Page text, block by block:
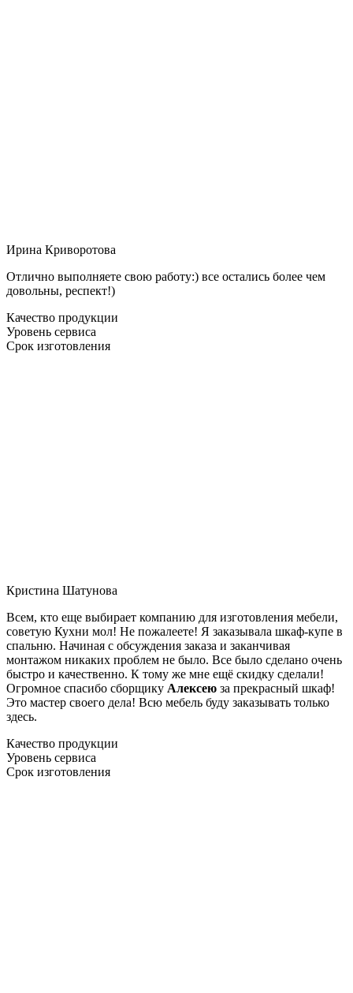
Ирина Криворотова
Отлично выполняете свою работу:) все остались более чем
довольны, респект!)
Качество продукции
Уровень сервиса
Срок изготовления
Кристина Шатунова
Всем, кто еще выбирает компанию для изготовления мебели,
советую Кухни мол! Не пожалеете! Я заказывала шкаф-купе в
спальню. Начиная с обсуждения заказа и заканчивая
монтажом никаких проблем не было. Все было сделано очень
быстро и качественно. К тому же мне ещё скидку сделали!
Огромное спасибо сборщику Алексею за прекрасный шкаф!
Это мастер своего дела! Всю мебель буду заказывать только
здесь.
Качество продукции
Уровень сервиса
Срок изготовления